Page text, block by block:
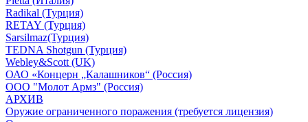
Radikal (Турция)
RETAY (Турция)
Sarsilmaz(Турция)
TEDNA Shotgun (Турция)
Webley&Scott (UK)
ОАО «Концерн „Калашников“ (Россия)
ООО "Молот Армз" (Россия)
АРХИВ
Оружие ограниченного поражения (требуется лицензия)